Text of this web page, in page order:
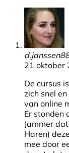
21 oktober
De cursus
zich snel
van online
Er stonden
Jammer
Haren)
mee door